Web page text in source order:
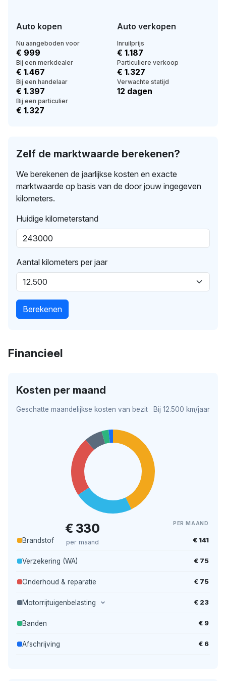
Auto kopen
Nu aangeboden voor
€ 999
Bij een merkdealer
€ 1.467
Bij een handelaar
€ 1.397
Bij een particulier
€ 1.327
Auto verkopen
Inruilprijs
€ 1.187
Particuliere verkoop
€ 1.327
Verwachte statijd
12 dagen
Zelf de marktwaarde berekenen?
We berekenen de jaarlijkse kosten en exacte
marktwaarde op basis van de door jouw ingegeven
kilometers.
Huidige kilometerstand
Aantal kilometers per jaar
Berekenen
Financieel
Kosten per maand
Geschatte maandelijkse kosten van bezit Bij 12.500 km/jaar
€ 330
per maand
PER MAAND
Brandstof € 141
Verzekering (WA) € 75
Onderhoud & reparatie € 75
Motorrijtuigenbelasting € 23
Banden € 9
Afschrijving € 6